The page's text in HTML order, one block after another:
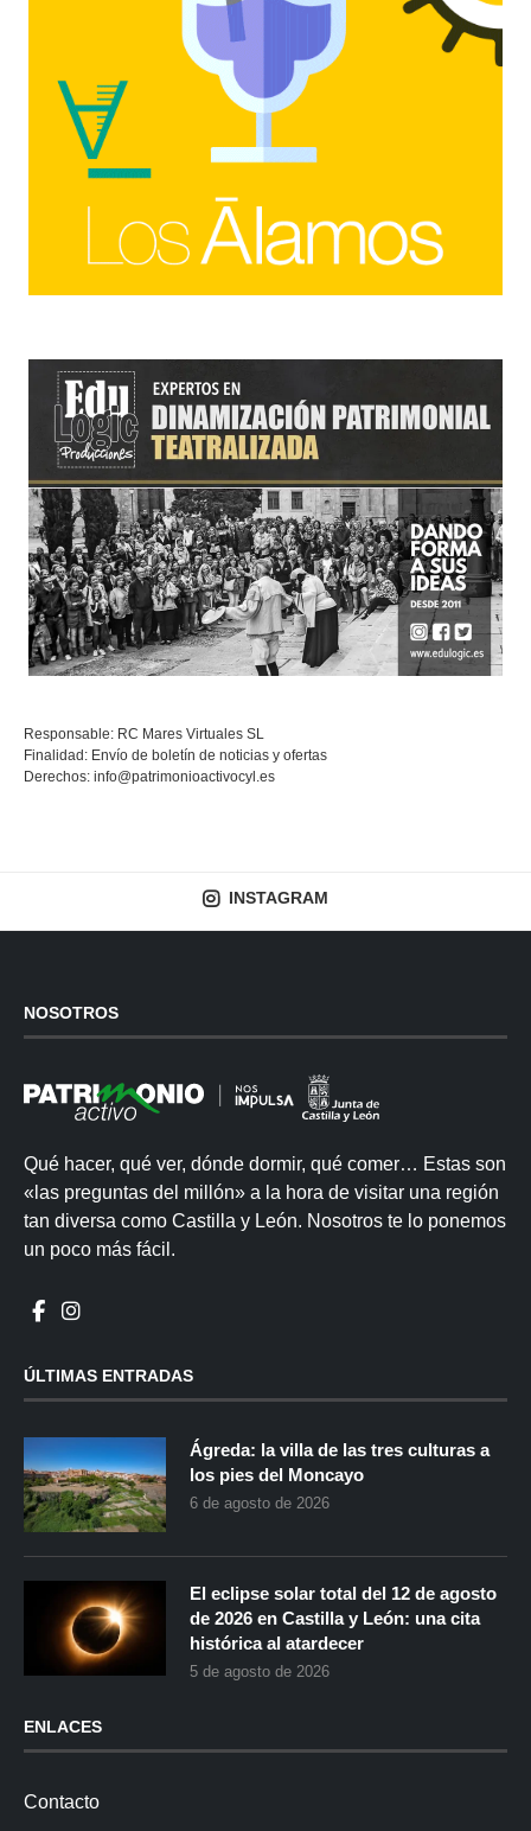
Responsable: RC Mares Virtuales SL
Finalidad: Envío de boletín de noticias y ofertas
Derechos: info@patrimonioactivocyl.es
INSTAGRAM
NOSOTROS
Qué hacer, qué ver, dónde dormir, qué comer… Estas son
«las preguntas del millón» a la hora de visitar una región
tan diversa como Castilla y León. Nosotros te lo ponemos
un poco más fácil.
ÚLTIMAS ENTRADAS
Ágreda: la villa de las tres culturas a
los pies del Moncayo
6 de agosto de 2026
El eclipse solar total del 12 de agosto
de 2026 en Castilla y León: una cita
histórica al atardecer
5 de agosto de 2026
ENLACES
Contacto